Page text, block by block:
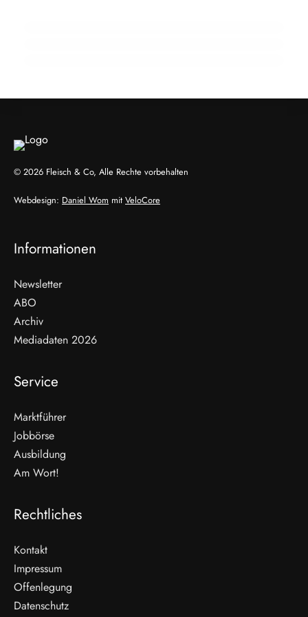
WEITERLESEN
Nicht verpassen
© 2026 Fleisch & Co, Alle Rechte vorbehalten
Webdesign: Daniel Wom mit VeloCore
Informationen
Newsletter
ABO
Archiv
Mediadaten 2026
Service
Marktführer
Jobbörse
Ausbildung
Am Wort!
Rechtliches
Kontakt
Impressum
Offenlegung
Datenschutz